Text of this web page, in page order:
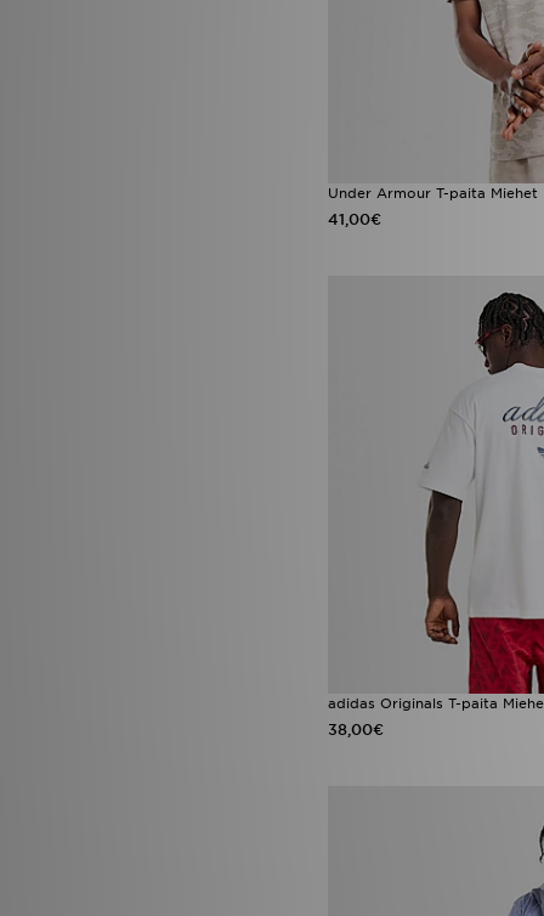
Under Armour T-paita Miehet
41,00€
adidas Originals T-paita
38,00€